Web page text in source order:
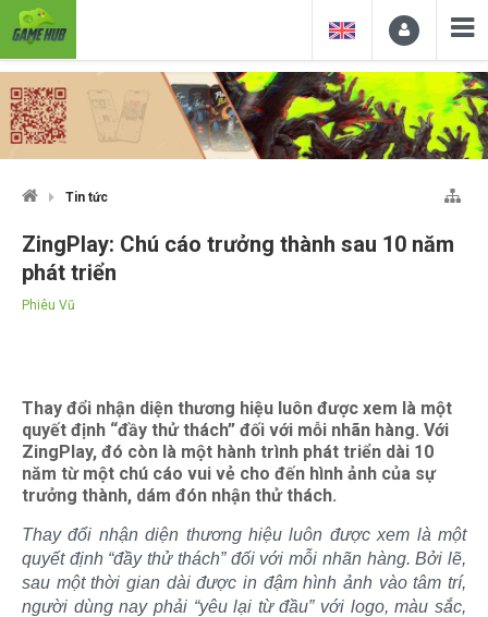
Tin tức
ZingPlay: Chú cáo trưởng thành sau 10 năm
phát triển
Phiêu Vũ
Thay đổi nhận diện thương hiệu luôn được xem là một
quyết định “đầy thử thách” đối với mỗi nhãn hàng. Với
ZingPlay, đó còn là một hành trình phát triển dài 10
năm từ một chú cáo vui vẻ cho đến hình ảnh của sự
trưởng thành, dám đón nhận thử thách.
Thay đổi nhận diện thương hiệu luôn được xem là một
quyết định “đầy thử thách” đối với mỗi nhãn hàng. Bởi lẽ,
sau một thời gian dài được in đậm hình ảnh vào tâm trí,
người dùng nay phải “yêu lại từ đầu” với logo, màu sắc,